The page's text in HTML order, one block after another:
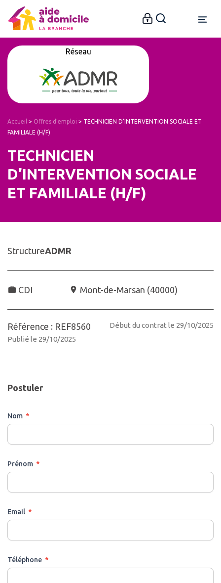
Réseau
Accueil > Offres d’emploi > TECHNICIEN D’INTERVENTION SOCIALE ET
FAMILIALE (H/F)
TECHNICIEN
D’INTERVENTION SOCIALE
ET FAMILIALE (H/F)
StructureADMR
CDI Mont-de-Marsan (40000)
Référence : REF8560
Début du contrat le 29/10/2025
Publié le 29/10/2025
Postuler
Nom
Prénom
Email
Téléphone